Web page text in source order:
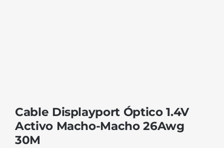
Cable Displayport Óptico 1.4V
Activo Macho-Macho 26Awg
30M